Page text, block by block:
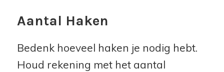
Aantal Haken
Bedenk hoeveel haken je nodig hebt.
Houd rekening met het aantal